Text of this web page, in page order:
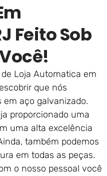
Feito Sob
Loja Automatica em
que nós
aço galvanizado.
proporcionado uma
uma alta excelência
também podemos
em todas as peças.
o nosso pessoal você